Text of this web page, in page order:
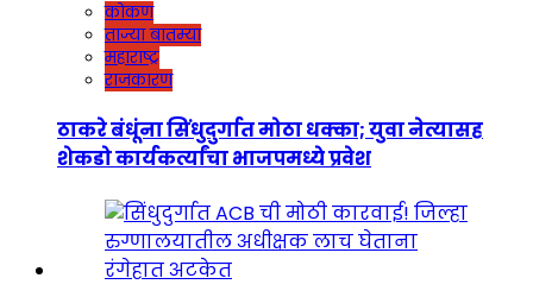
कोकण
ताज्या बातम्या
महाराष्ट्र
राजकारण
ठाकरे बंधूंना सिंधुदुर्गात मोठा धक्का; युवा नेत्यासह
शेकडो कार्यकर्त्यांचा भाजपमध्ये प्रवेश